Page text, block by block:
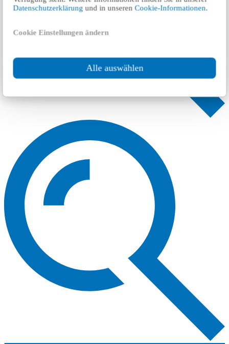
Datenschutzerklärung und in unserenCookie-Informationen.
Cookie Einstellungen ändern
Alle auswählen